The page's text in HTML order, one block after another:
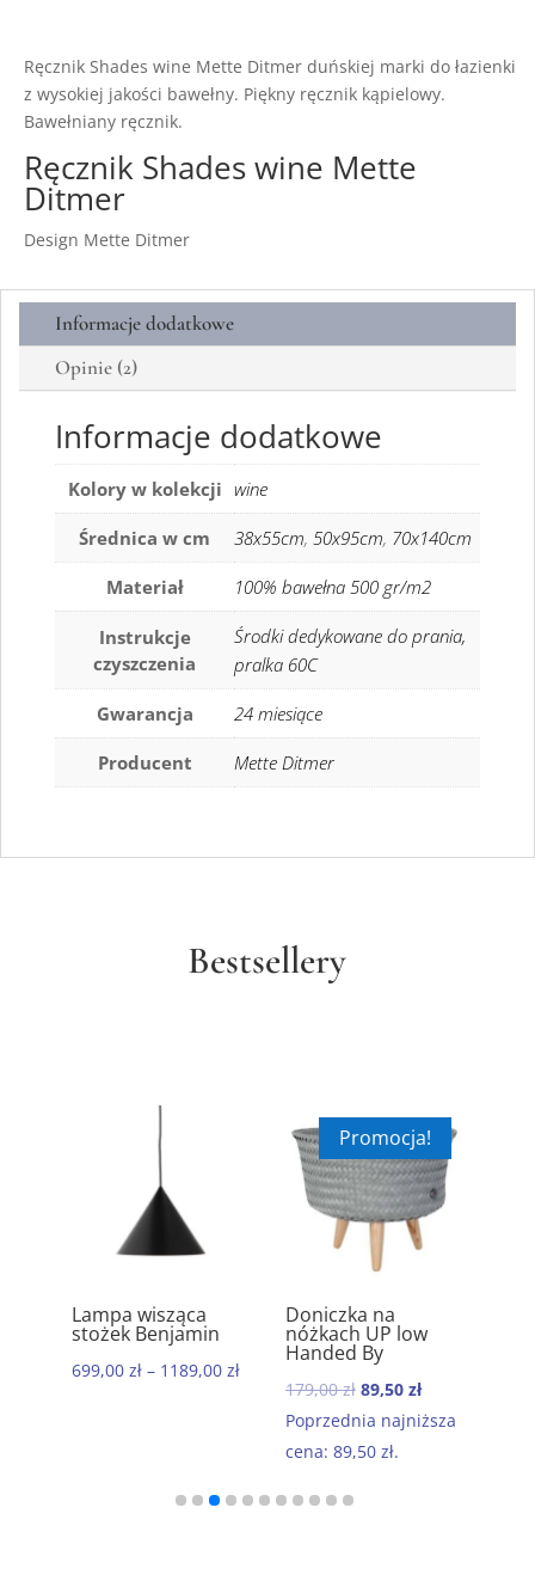
Ręcznik Shades wine Mette Ditmer duńskiej marki do łazienki
z wysokiej jakości bawełny. Piękny ręcznik kąpielowy.
Bawełniany ręcznik.
Ręcznik Shades wine Mette
Ditmer
Design Mette Ditmer
Informacje dodatkowe
Opinie (2)
Informacje dodatkowe
Kolory w kolekcji wine
Średnica w cm 38x55cm, 50x95cm, 70x140cm
Materiał 100% bawełna 500 gr/m2
Instrukcje
czyszczenia
Środki dedykowane do prania,
pralka 60C
Gwarancja 24 miesiące
Producent Mette Ditmer
Bestsellery
5.00
Lampa wisząca
stożek Benjamin
699,00 zł– 1189,00 zł
Promocja!
5.00
Doniczka na
nóżkach UP low
Handed By
179,00zł Pierwotna
cena
wynosiła:
89,50 złAktualna
cena
Poprzednia najniższa
cena: 89,50 zł.